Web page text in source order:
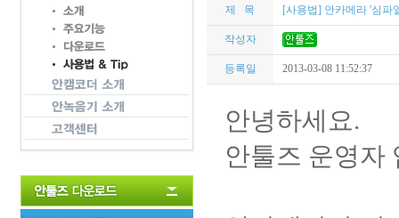
제 목 [사용법] 안카메라 '심파
작성자
등록일 2013-03-08 11:52:37
안녕하세요.
안툴즈 운영자